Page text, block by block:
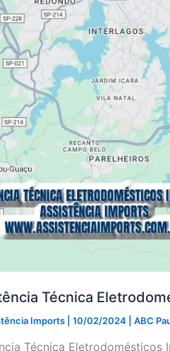
Técnica
Imports 10/02/2024 ABC
Técnica